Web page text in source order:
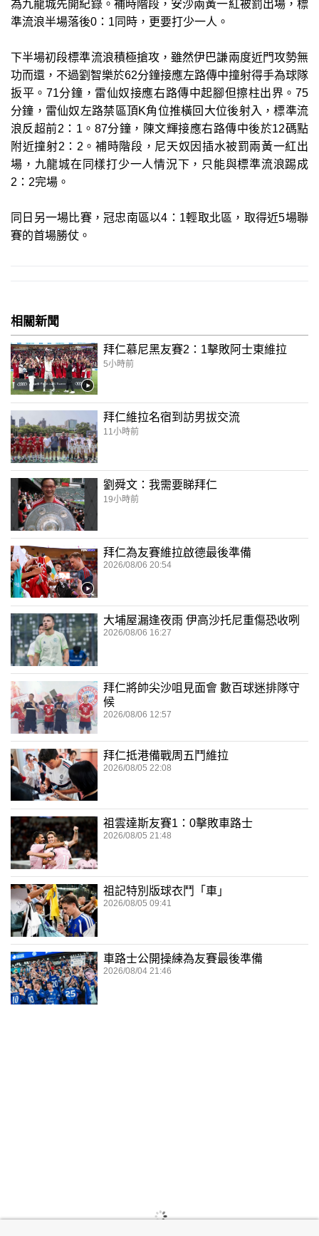
為九龍城先開紀錄。補時階段，安沙兩黃一紅被罰出場，標
準流浪半場落後0：1同時，更要打少一人。
下半場初段標準流浪積極搶攻，雖然伊巴謙兩度近門攻勢無
功而還，不過劉智樂於62分鐘接應左路傳中撞射得手為球隊
扳平。71分鐘，雷仙奴接應右路傳中起腳但擦柱出界。75
分鐘，雷仙奴左路禁區頂K角位推橫回大位後射入，標準流
浪反超前2：1。87分鐘，陳文輝接應右路傳中後於12碼點
附近撞射2：2。補時階段，尼天奴因插水被罰兩黃一紅出
場，九龍城在同樣打少一人情況下，只能與標準流浪踢成
2：2完場。
同日另一場比賽，冠忠南區以4：1輕取北區，取得近5場聯
賽的首場勝仗。
相關新聞
拜仁慕尼黑友賽2：1擊敗阿士東維拉
5小時前
拜仁維拉名宿到訪男拔交流
11小時前
劉舜文：我需要睇拜仁
19小時前
拜仁為友賽維拉啟德最後準備
2026/08/06 20:54
大埔屋漏逢夜雨 伊高沙托尼重傷恐收咧
2026/08/06 16:27
拜仁將帥尖沙咀見面會 數百球迷排隊守
候
2026/08/06 12:57
拜仁抵港備戰周五鬥維拉
2026/08/05 22:08
祖雲達斯友賽1：0擊敗車路士
2026/08/05 21:48
祖記特別版球衣鬥「車」
2026/08/05 09:41
車路士公開操練為友賽最後準備
2026/08/04 21:46